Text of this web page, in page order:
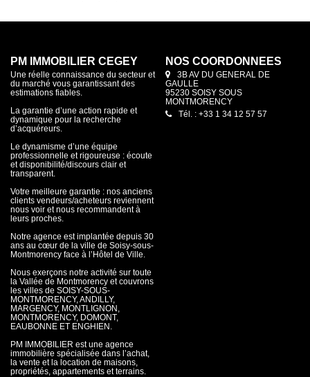
PM IMMOBILIER CEGEY
Une réelle connaissance du secteur et
du marché vous garantissant des
estimations fiables.
La garantie d’une action rapide et
dynamique pour la recherche
d’acquéreurs.
Le dynamisme d’une équipe
professionnelle et rigoureuse : écoute
et disponibilité/discours clair et
transparent.
Votre meilleure garantie : nos anciens
clients vendeurs/acheteurs reviennent
nous voir et nous recommandent à
leurs proches.
Notre agence est implantée depuis 30
ans au cœur de la ville de Soisy-sous-
Montmorency face à l’Hôtel de Ville.
Nous exerçons notre activité sur toute
la Vallée de Montmorency et couvrons
les villes de SOISY-SOUS-
MONTMORENCY, ANDILLY,
MARGENCY, MONTLIGNON,
MONTMORENCY, DOMONT,
EAUBONNE ET ENGHIEN.
PM IMMOBILIER est une agence
immobilière spécialisée dans l’achat,
la vente et la location de maisons,
propriétés, appartements et terrains.
NOS COORDONNÉES
3B AV DU GENERAL DE
GAULLE
95230 SOISY SOUS
MONTMORENCY
Tél. : +33 1 34 12 57 57